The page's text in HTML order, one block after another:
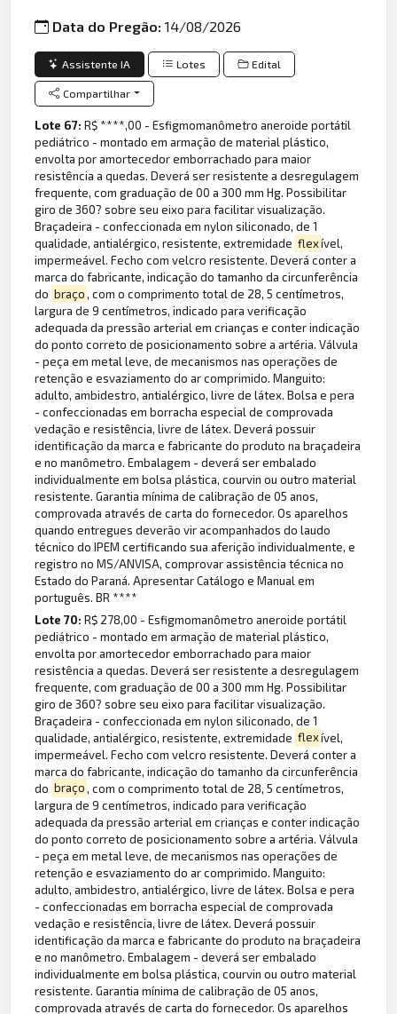
Data do Pregão:14/08/2026
Assistente IA Lotes Edital
Compartilhar
Lote 67:R$ ****,00 - Esfigmomanômetro aneroide portátil
pediátrico - montado em armação de material plástico,
envolta por amortecedor emborrachado para maior
resistência a quedas. Deverá ser resistente a desregulagem
frequente, com graduação de 00 a 300 mm Hg. Possibilitar
giro de 360? sobre seu eixo para facilitar visualização.
Braçadeira - confeccionada em nylon siliconado, de 1
qualidade, antialérgico, resistente, extremidade flexível,
impermeável. Fecho com velcro resistente. Deverá conter a
marca do fabricante, indicação do tamanho da circunferência
do braço, com o comprimento total de 28, 5 centímetros,
largura de 9 centímetros, indicado para verificação
adequada da pressão arterial em crianças e conter indicação
do ponto correto de posicionamento sobre a artéria. Válvula
- peça em metal leve, de mecanismos nas operações de
retenção e esvaziamento do ar comprimido. Manguito:
adulto, ambidestro, antialérgico, livre de látex. Bolsa e pera
- confeccionadas em borracha especial de comprovada
vedação e resistência, livre de látex. Deverá possuir
identificação da marca e fabricante do produto na braçadeira
e no manômetro. Embalagem - deverá ser embalado
individualmente em bolsa plástica, courvin ou outro material
resistente. Garantia mínima de calibração de 05 anos,
comprovada através de carta do fornecedor. Os aparelhos
quando entregues deverão vir acompanhados do laudo
técnico do IPEM certificando sua aferição individualmente, e
registro no MS/ANVISA, comprovar assistência técnica no
Estado do Paraná. Apresentar Catálogo e Manual em
português. BR ****
Lote 70:R$ 278,00 - Esfigmomanômetro aneroide portátil
pediátrico - montado em armação de material plástico,
envolta por amortecedor emborrachado para maior
resistência a quedas. Deverá ser resistente a desregulagem
frequente, com graduação de 00 a 300 mm Hg. Possibilitar
giro de 360? sobre seu eixo para facilitar visualização.
Braçadeira - confeccionada em nylon siliconado, de 1
qualidade, antialérgico, resistente, extremidade flexível,
impermeável. Fecho com velcro resistente. Deverá conter a
marca do fabricante, indicação do tamanho da circunferência
do braço, com o comprimento total de 28, 5 centímetros,
largura de 9 centímetros, indicado para verificação
adequada da pressão arterial em crianças e conter indicação
do ponto correto de posicionamento sobre a artéria. Válvula
- peça em metal leve, de mecanismos nas operações de
retenção e esvaziamento do ar comprimido. Manguito:
adulto, ambidestro, antialérgico, livre de látex. Bolsa e pera
- confeccionadas em borracha especial de comprovada
vedação e resistência, livre de látex. Deverá possuir
identificação da marca e fabricante do produto na braçadeira
e no manômetro. Embalagem - deverá ser embalado
individualmente em bolsa plástica, courvin ou outro material
resistente. Garantia mínima de calibração de 05 anos,
comprovada através de carta do fornecedor. Os aparelhos